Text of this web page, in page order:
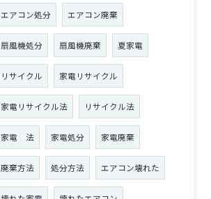
エアコン処分 エアコン廃棄
扇風機処分 扇風機廃棄 夏家電
リサイクル 家電リサイクル
家電リサイクル法 リサイクル法
家電 法 家電処分 家電廃棄
廃棄方法 処分方法 エアコン壊れた